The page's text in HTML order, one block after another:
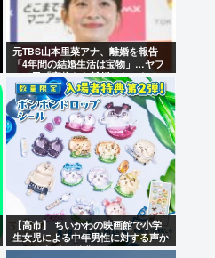
元TBS山本里菜アナ、離婚を報告
「4年間の結婚生活は宝物」…ヤフ
コメ民「宝物なら離婚しないだろ」
【高市】 ちいかわの映画館で小学
生女児による中年男性に対する声か
けが発生 映画特典をおねだり